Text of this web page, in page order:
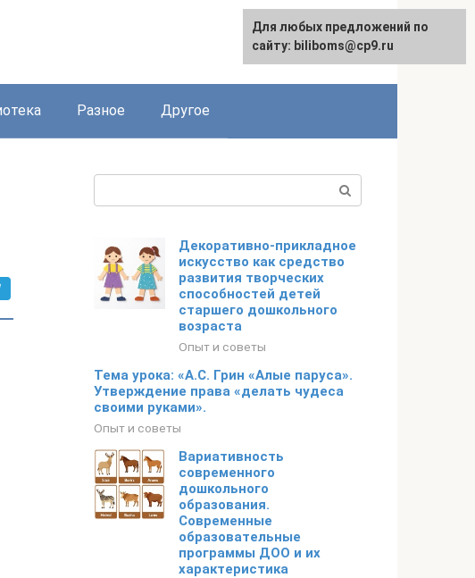
Разное Другое
Декоративно-прикладное
искусство как средство
развития творческих
способностей детей
старшего дошкольного
возраста
Опыт и советы
Тема урока: «А.С. Грин «Алые паруса».
Утверждение права «делать чудеса
своими руками».
Опыт и советы
Вариативность
современного
дошкольного
образования.
Современные
образовательные
программы ДОО и их
характеристика
Для любых предложений по
сайту: biliboms@cp9.ru